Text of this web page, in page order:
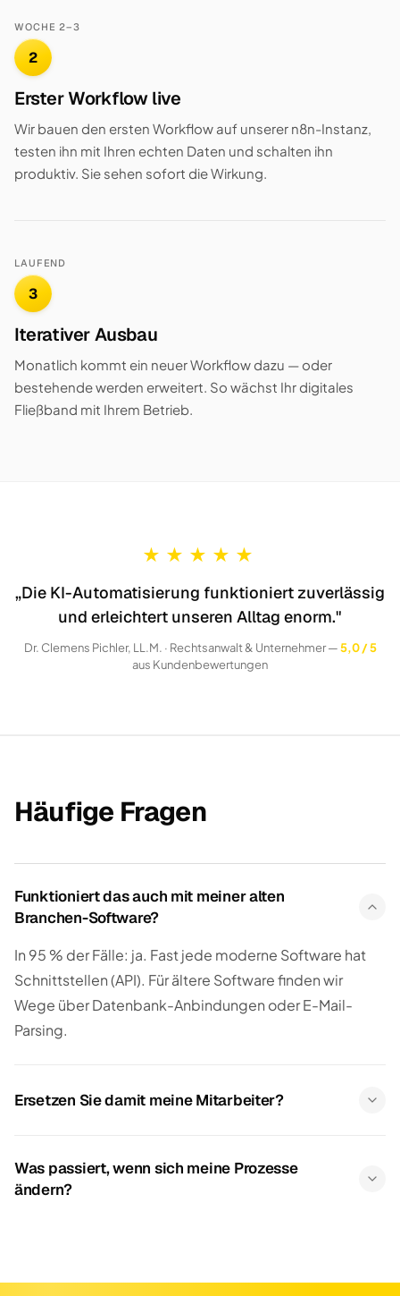
WOCHE 2–3
2
Erster Workflow live
Wir bauen den ersten Workflow auf unserer n8n-Instanz,
testen ihn mit Ihren echten Daten und schalten ihn
produktiv. Sie sehen sofort die Wirkung.
LAUFEND
3
Iterativer Ausbau
Monatlich kommt ein neuer Workflow dazu — oder
bestehende werden erweitert. So wächst Ihr digitales
Fließband mit Ihrem Betrieb.
★ ★ ★ ★ ★
„Die KI-Automatisierung funktioniert zuverlässig
und erleichtert unseren Alltag enorm."
Dr. Clemens Pichler, LL.M. · Rechtsanwalt & Unternehmer —5,0 / 5
aus Kundenbewertungen
Häufige Fragen
Funktioniert das auch mit meiner alten
Branchen-Software?
In 95 % der Fälle: ja. Fast jede moderne Software hat
Schnittstellen (API). Für ältere Software finden wir
Wege über Datenbank-Anbindungen oder E-Mail-
Parsing.
Ersetzen Sie damit meine Mitarbeiter?
Was passiert, wenn sich meine Prozesse
ändern?